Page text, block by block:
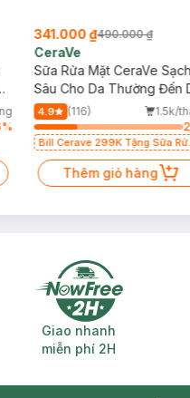
%
341.000 ₫490.000 ₫
CeraVe
Sữa Rửa Mặt CeraVe
Sâu Cho Da Thường Đến
Dầu 473ml
4.9 (116)
1.5k/
Bill Cerave 299K Tặng Sữa
Mặt Cerave 30ml (SL có hạn)
Thêm giỏ hàng
hàng Giao nhanh
Giao nhanh
miễn phí 2H